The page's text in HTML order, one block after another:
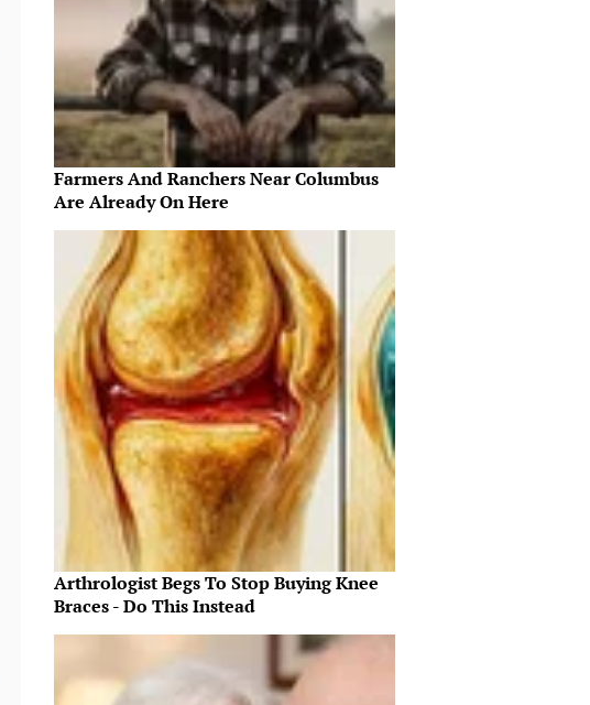
Farmers And Ranchers Near Columbus
Are Already On Here
Arthrologist Begs To Stop Buying Knee
Braces - Do This Instead